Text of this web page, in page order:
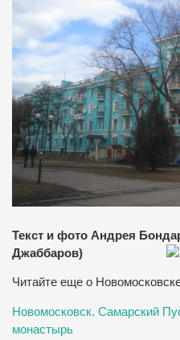
Текст и фото Андрея
Джаббаров)
Читайте еще о
Новомосковск. Самарский
монастырь